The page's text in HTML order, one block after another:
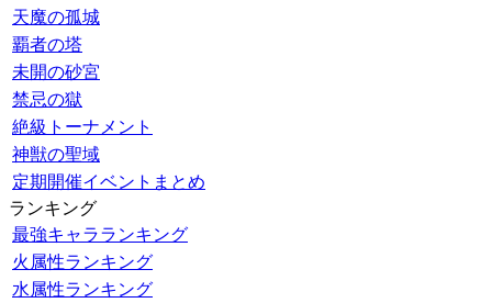
天魔の孤城
覇者の塔
未開の砂宮
禁忌の獄
絶級トーナメント
神獣の聖域
定期開催イベントまとめ
ランキング
最強キャラランキング
火属性ランキング
水属性ランキング